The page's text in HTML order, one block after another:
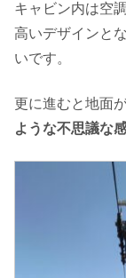
キャビン内は空
高いデザインと
いです。
更に進むと地面
ような不思議な